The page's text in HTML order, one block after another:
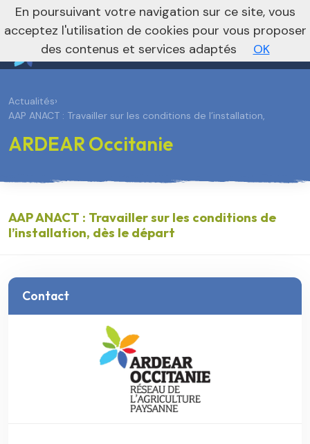
Vers le site national
Actualités›
AAP ANACT : Travailler sur les conditions de l’installation,
ARDEAR Occitanie
AAP ANACT : Travailler sur les conditions de
l’installation, dès le départ
Contact
En poursuivant votre navigation sur ce site, vous
acceptez l'utilisation de cookies pour vous proposer
des contenus et services adaptés
OK